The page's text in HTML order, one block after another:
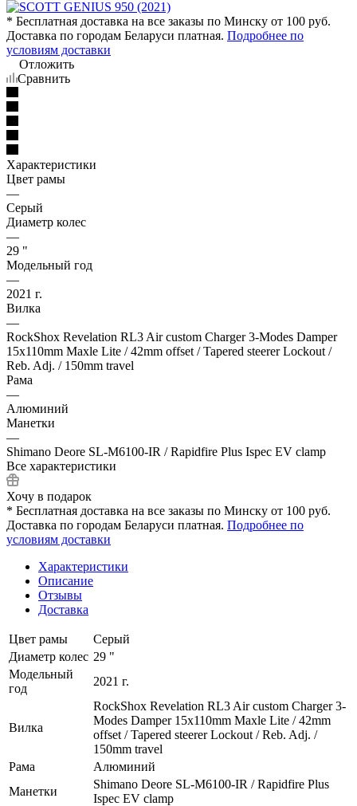
* Бесплатная доставка на все заказы по Минску от 100 руб.
Доставка по городам Беларуси платная. Подробнее по
условиям доставки
Отложить
Сравнить
Характеристики
Цвет рамы
—
Серый
Диаметр колес
—
29 "
Модельный год
—
2021 г.
Вилка
—
RockShox Revelation RL3 Air custom Charger 3-Modes Damper
15x110mm Maxle Lite / 42mm offset / Tapered steerer Lockout /
Reb. Adj. / 150mm travel
Рама
—
Алюминий
Манетки
—
Shimano Deore SL-M6100-IR / Rapidfire Plus Ispec EV clamp
Все характеристики
Хочу в подарок
* Бесплатная доставка на все заказы по Минску от 100 руб.
Доставка по городам Беларуси платная. Подробнее по
условиям доставки
Характеристики
Описание
Отзывы
Доставка
Цвет рамы
Серый
Диаметр колес 29 "
Модельный
год
2021 г.
Вилка
RockShox Revelation RL3 Air custom Charger 3-
Modes Damper 15x110mm Maxle Lite / 42mm
offset / Tapered steerer Lockout / Reb. Adj. /
150mm travel
Рама
Алюминий
Манетки
Shimano Deore SL-M6100-IR / Rapidfire Plus
Ispec EV clamp